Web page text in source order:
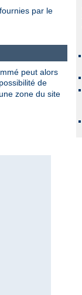
par le
peut alors
de
zone du site